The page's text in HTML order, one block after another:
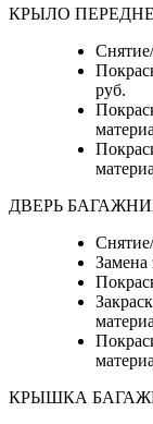
КРЫЛО
руб.
ДВЕРЬ
Замена
КРЫШКА